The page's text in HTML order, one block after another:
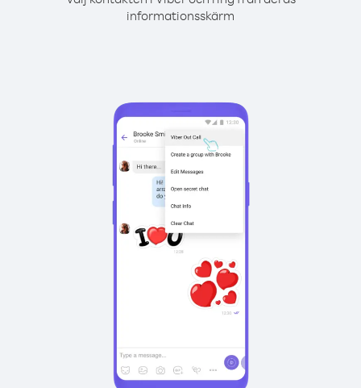
informationsskärm